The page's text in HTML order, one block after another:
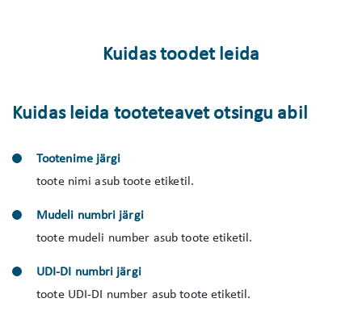
Kuidas toodet leida
Kuidas leida tooteteavet otsingu abil
Tootenime järgi
toote nimi asub toote etiketil.
Mudeli numbri järgi
toote mudeli number asub toote etiketil.
UDI-DI numbri järgi
toote UDI-DI number asub toote etiketil.